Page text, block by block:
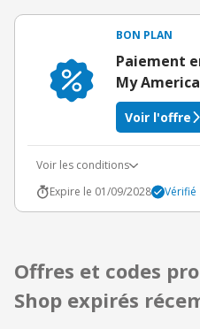
BON PLAN
Paiement
My
Voir l'offre
Voir les conditions
Expire le 01/09/2028
Vérifié
Offres et codes
Shop expirés